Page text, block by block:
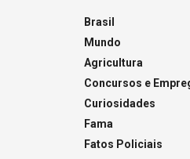
Brasil
Mundo
Agricultura
Concursos e
Curiosidades
Fama
Fatos Policiais